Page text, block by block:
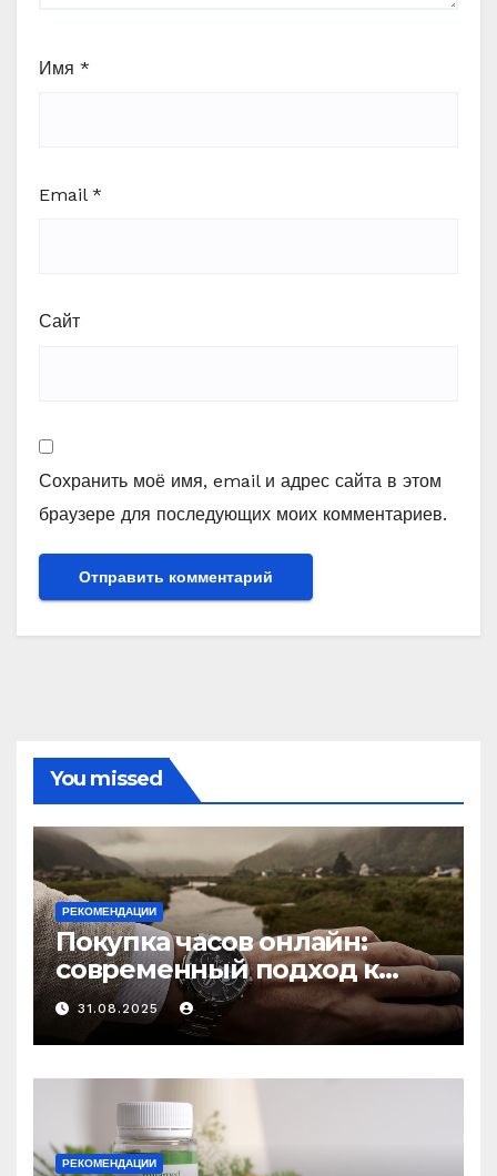
Имя *
Email *
Сайт
Сохранить моё имя, email и адрес сайта в этом
браузере для последующих моих комментариев.
You missed
РЕКОМЕНДАЦИИ
Покупка часов онлайн:
современный подход к
выбору аксессуаров
31.08.2025
РЕКОМЕНДАЦИИ